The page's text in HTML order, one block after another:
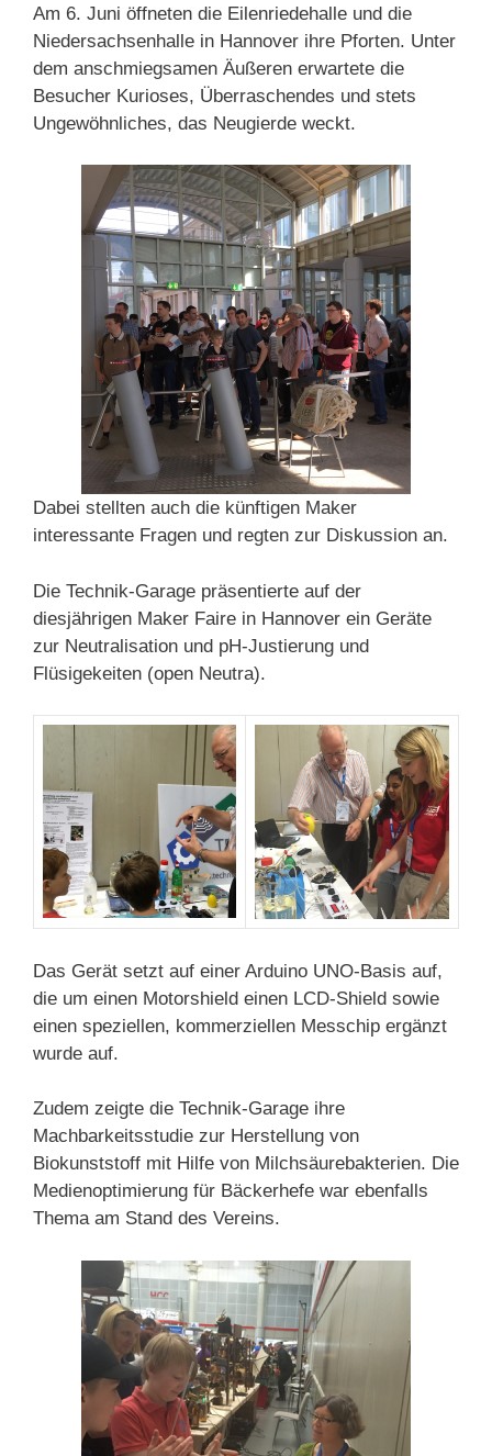
Am 6. Juni öffneten die Eilenriedehalle und die
Niedersachsenhalle in Hannover ihre Pforten. Unter
dem anschmiegsamen Äußeren erwartete die
Besucher Kurioses, Überraschendes und stets
Ungewöhnliches, das Neugierde weckt.
Dabei stellten auch die künftigen Maker
interessante Fragen und regten zur Diskussion an.
Die Technik-Garage präsentierte auf der
diesjährigen Maker Faire in Hannover ein Geräte
zur Neutralisation und pH-Justierung und
Flüsigekeiten (open Neutra).
Das Gerät setzt auf einer Arduino UNO-Basis auf,
die um einen Motorshield einen LCD-Shield sowie
einen speziellen, kommerziellen Messchip ergänzt
wurde auf.
Zudem zeigte die Technik-Garage ihre
Machbarkeitsstudie zur Herstellung von
Biokunststoff mit Hilfe von Milchsäurebakterien. Die
Medienoptimierung für Bäckerhefe war ebenfalls
Thema am Stand des Vereins.